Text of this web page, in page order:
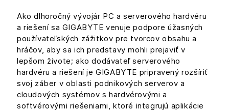
Ako dlhoročný vývojár PC a serverového hardvéru
a riešení sa GIGABYTE venuje podpore úžasných
používateľských zážitkov pre tvorcov obsahu a
hráčov, aby sa ich predstavy mohli prejaviť v
lepšom živote; ako dodávateľ serverového
hardvéru a riešení je GIGABYTE pripravený rozšíriť
svoj záber v oblasti podnikových serverov a
cloudových systémov s hardvérovými a
softvérovými riešeniami, ktoré integrujú aplikácie